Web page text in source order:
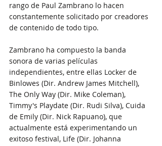
rango de Paul Zambrano lo hacen
constantemente solicitado por creadores
de contenido de todo tipo.
Zambrano ha compuesto la banda
sonora de varias películas
independientes, entre ellas Locker de
Binlowes (Dir. Andrew James Mitchell),
The Only Way (Dir. Mike Coleman),
Timmy's Playdate (Dir. Rudi Silva), Cuida
de Emily (Dir. Nick Rapuano), que
actualmente está experimentando un
exitoso festival, Life (Dir. Johanna